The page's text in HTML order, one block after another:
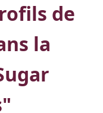
de
la
"